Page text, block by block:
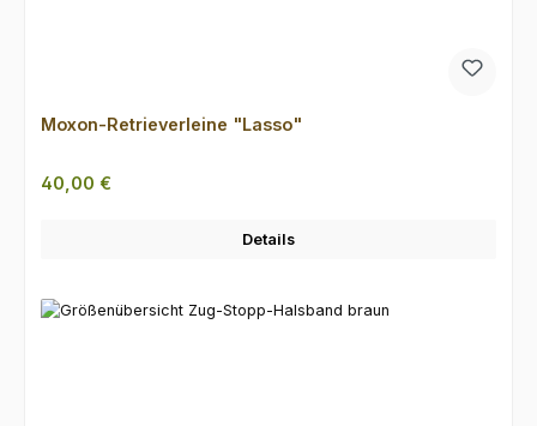
Moxon-Retrieverleine "Lasso"
Regulärer Preis:
40,00 €
Details